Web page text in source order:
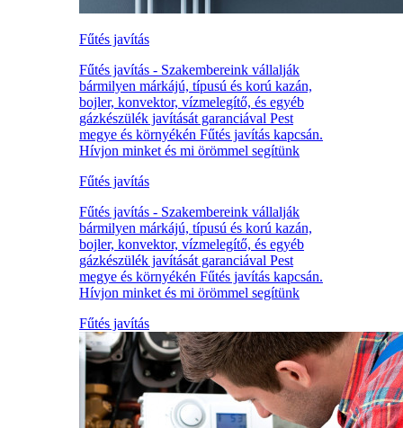
Fűtés javítás
Fűtés javítás - Szakembereink vállalják
bármilyen márkájú, típusú és korú kazán,
bojler, konvektor, vízmelegítő, és egyéb
gázkészülék javítását garanciával Pest
megye és környékén Fűtés javítás kapcsán.
Hívjon minket és mi örömmel segítünk
Fűtés javítás
Fűtés javítás - Szakembereink vállalják
bármilyen márkájú, típusú és korú kazán,
bojler, konvektor, vízmelegítő, és egyéb
gázkészülék javítását garanciával Pest
megye és környékén Fűtés javítás kapcsán.
Hívjon minket és mi örömmel segítünk
Fűtés javítás